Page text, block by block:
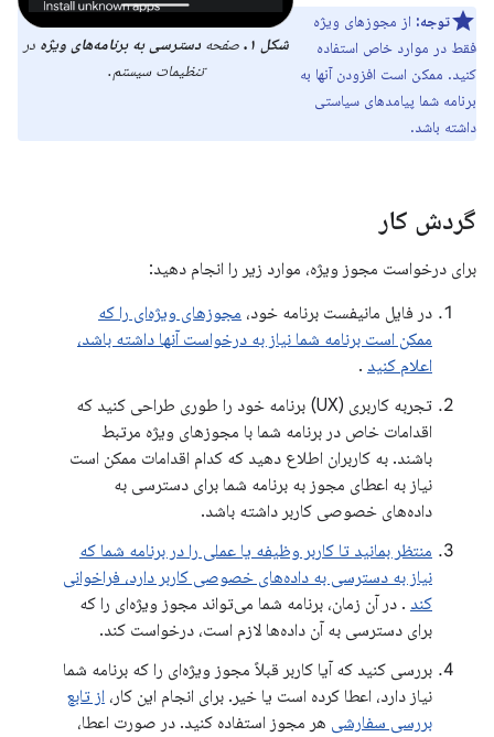
شکل ۱. صفحهدسترسی به برنامه‌های ویژه در
تنظیمات سیستم.
توجه: از مجوزهای ویژه
فقط در موارد خاص استفاده
کنید. ممکن است افزودن آنها به
برنامه شما پیامدهای سیاستی
داشته باشد.
گردش کار
برای درخواست مجوز ویژه، موارد زیر را انجام دهید:
در فایل مانیفست برنامه خود، مجوزهای ویژه‌ای را که
ممکن است برنامه شما نیاز به درخواست آنها داشته باشد،
اعلام کنید .
تجربه کاربری (UX) برنامه خود را طوری طراحی کنید که
اقدامات خاص در برنامه شما با مجوزهای ویژه مرتبط
باشند. به کاربران اطلاع دهید که کدام اقدامات ممکن است
نیاز به اعطای مجوز به برنامه شما برای دسترسی به
داده‌های خصوصی کاربر داشته باشد.
منتظر بمانید تا کاربر وظیفه یا عملی را در برنامه شما که
نیاز به دسترسی به داده‌های خصوصی کاربر دارد، فراخوانی
کند . در آن زمان، برنامه شما می‌تواند مجوز ویژه‌ای را که
برای دسترسی به آن داده‌ها لازم است، درخواست کند.
بررسی کنید که آیا کاربر قبلاً مجوز ویژه‌ای را که برنامه شما
نیاز دارد، اعطا کرده است یا خیر. برای انجام این کار، از تابع
بررسی سفارشی هر مجوز استفاده کنید. در صورت اعطا،